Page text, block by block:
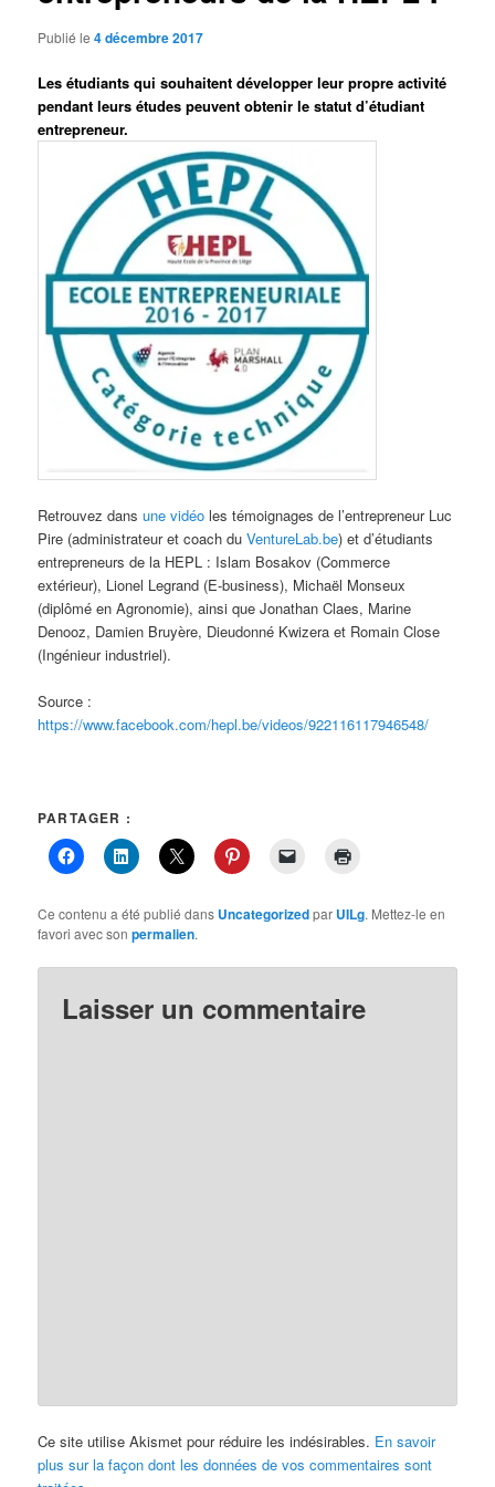
Publié le4 décembre 2017
Les étudiants qui souhaitent développer leur propre activité
pendant leurs études peuvent obtenir le statut d’étudiant
entrepreneur.
Retrouvez dansune vidéo les témoignages de l’entrepreneur Luc
Pire (administrateur et coach duVentureLab.be) et d’étudiants
entrepreneurs de la HEPL : Islam Bosakov (Commerce
extérieur), Lionel Legrand (E-business), Michaël Monseux
(diplômé en Agronomie), ainsi que Jonathan Claes, Marine
Denooz, Damien Bruyère, Dieudonné Kwizera et Romain Close
(Ingénieur industriel).
Source :
https://www.facebook.com/hepl.be/videos/922116117946548/
PARTAGER :
Ce contenu a été publié dans Uncategorizedpar UILg. Mettez-le en
favori avec sonpermalien.
Laisser un commentaire
Ce site utilise Akismet pour réduire les indésirables. En savoir
plus sur la façon dont les données de vos commentaires sont